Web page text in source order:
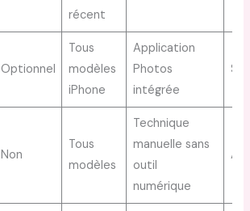
récent
Optionnel
Tous
modèles
iPhone
Application
Photos
intégrée
Non
Tous
modèles
Technique
manuelle sans
outil
numérique